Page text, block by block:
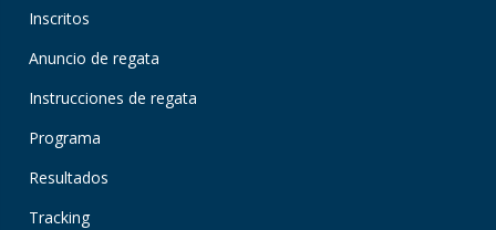
Inscritos
Anuncio de regata
Instrucciones de regata
Programa
Resultados
Tracking